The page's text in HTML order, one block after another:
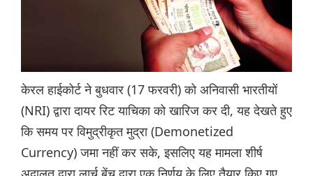
केरल हाईकोर्ट ने बुधवार (17 फरवरी) को अनिवासी भारतीयों
(NRI) द्वारा दायर रिट याचिका को खारिज कर दी, यह देखते हुए
कि समय पर विमुद्रीकृत मुद्रा (Demonetized
Currency) जमा नहीं कर सके, इसलिए यह मामला शीर्ष